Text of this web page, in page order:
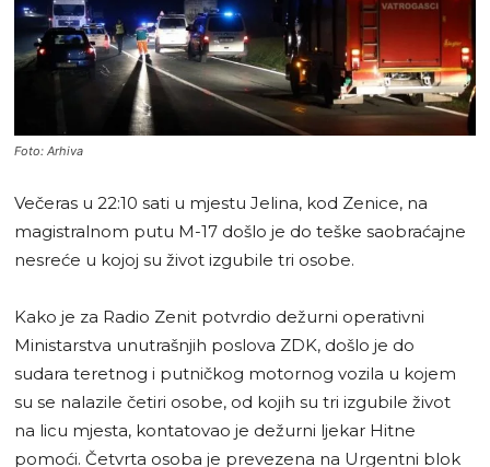
Foto: Arhiva
Večeras u 22:10 sati u mjestu Jelina, kod Zenice, na
magistralnom putu M-17 došlo je do teške saobraćajne
nesreće u kojoj su život izgubile tri osobe.
Kako je za Radio Zenit potvrdio dežurni operativni
Ministarstva unutrašnjih poslova ZDK, došlo je do
sudara teretnog i putničkog motornog vozila u kojem
su se nalazile četiri osobe, od kojih su tri izgubile život
na licu mjesta, kontatovao je dežurni ljekar Hitne
pomoći. Četvrta osoba je prevezena na Urgentni blok